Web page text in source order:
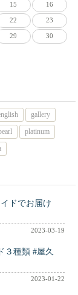
15 16
22 23
29 30
gallery
platinum
ドでお届け
2023-03-19
３種類 #屋久
2023-01-22